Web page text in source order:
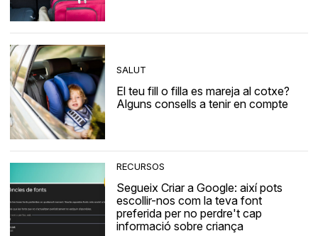
SALUT
El teu fill o filla es mareja al cotxe?
Alguns consells a tenir en compte
RECURSOS
Segueix Criar a Google: així pots
escollir-nos com la teva font
preferida per no perdre't cap
informació sobre criança